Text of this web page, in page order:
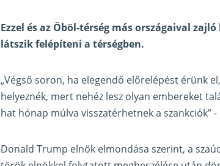
Ezzel és az Öböl-térség más országaival
látszik felépíteni a térségben.
„Végső soron, ha elegendő előrelépést érünk
helyeznék, mert nehéz lesz olyan embereket
hat hónap múlva visszatérhetnek a szankciók” -
Donald Trump elnök elmondása szerint, a